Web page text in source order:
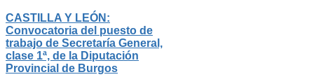
CASTILLA Y LEÓN:
Convocatoria del puesto de
trabajo de Secretaría General,
clase 1ª, de la Diputación
Provincial de Burgos